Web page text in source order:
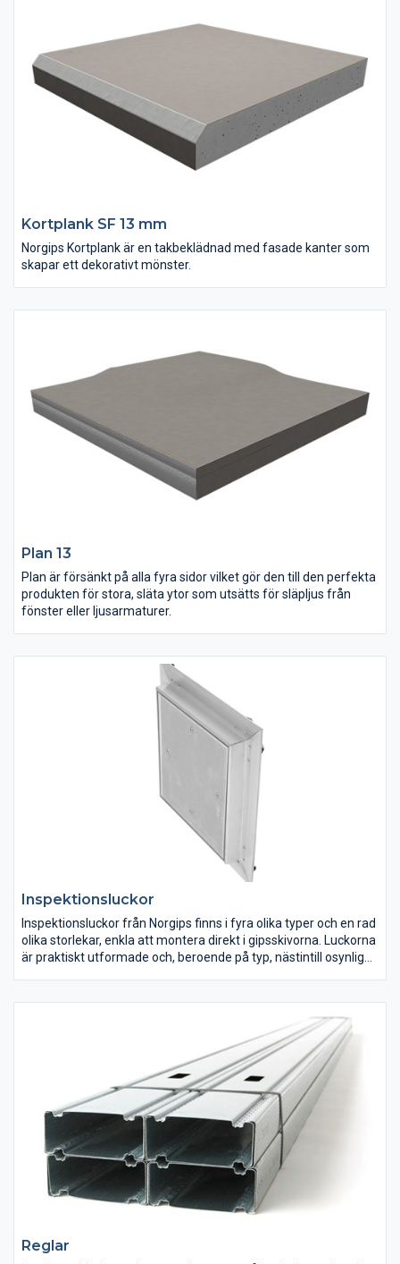
Kortplank SF 13 mm
Norgips Kortplank är en takbeklädnad med fasade kanter som
skapar ett dekorativt mönster.
Plan 13
Plan är försänkt på alla fyra sidor vilket gör den till den perfekta
produkten för stora, släta ytor som utsätts för släpljus från
fönster eller ljusarmaturer.
Inspektionsluckor
Inspektionsluckor från Norgips finns i fyra olika typer och en rad
olika storlekar, enkla att montera direkt i gipsskivorna. Luckorna
är praktiskt utformade och, beroende på typ, nästintill osynliga
Reglar